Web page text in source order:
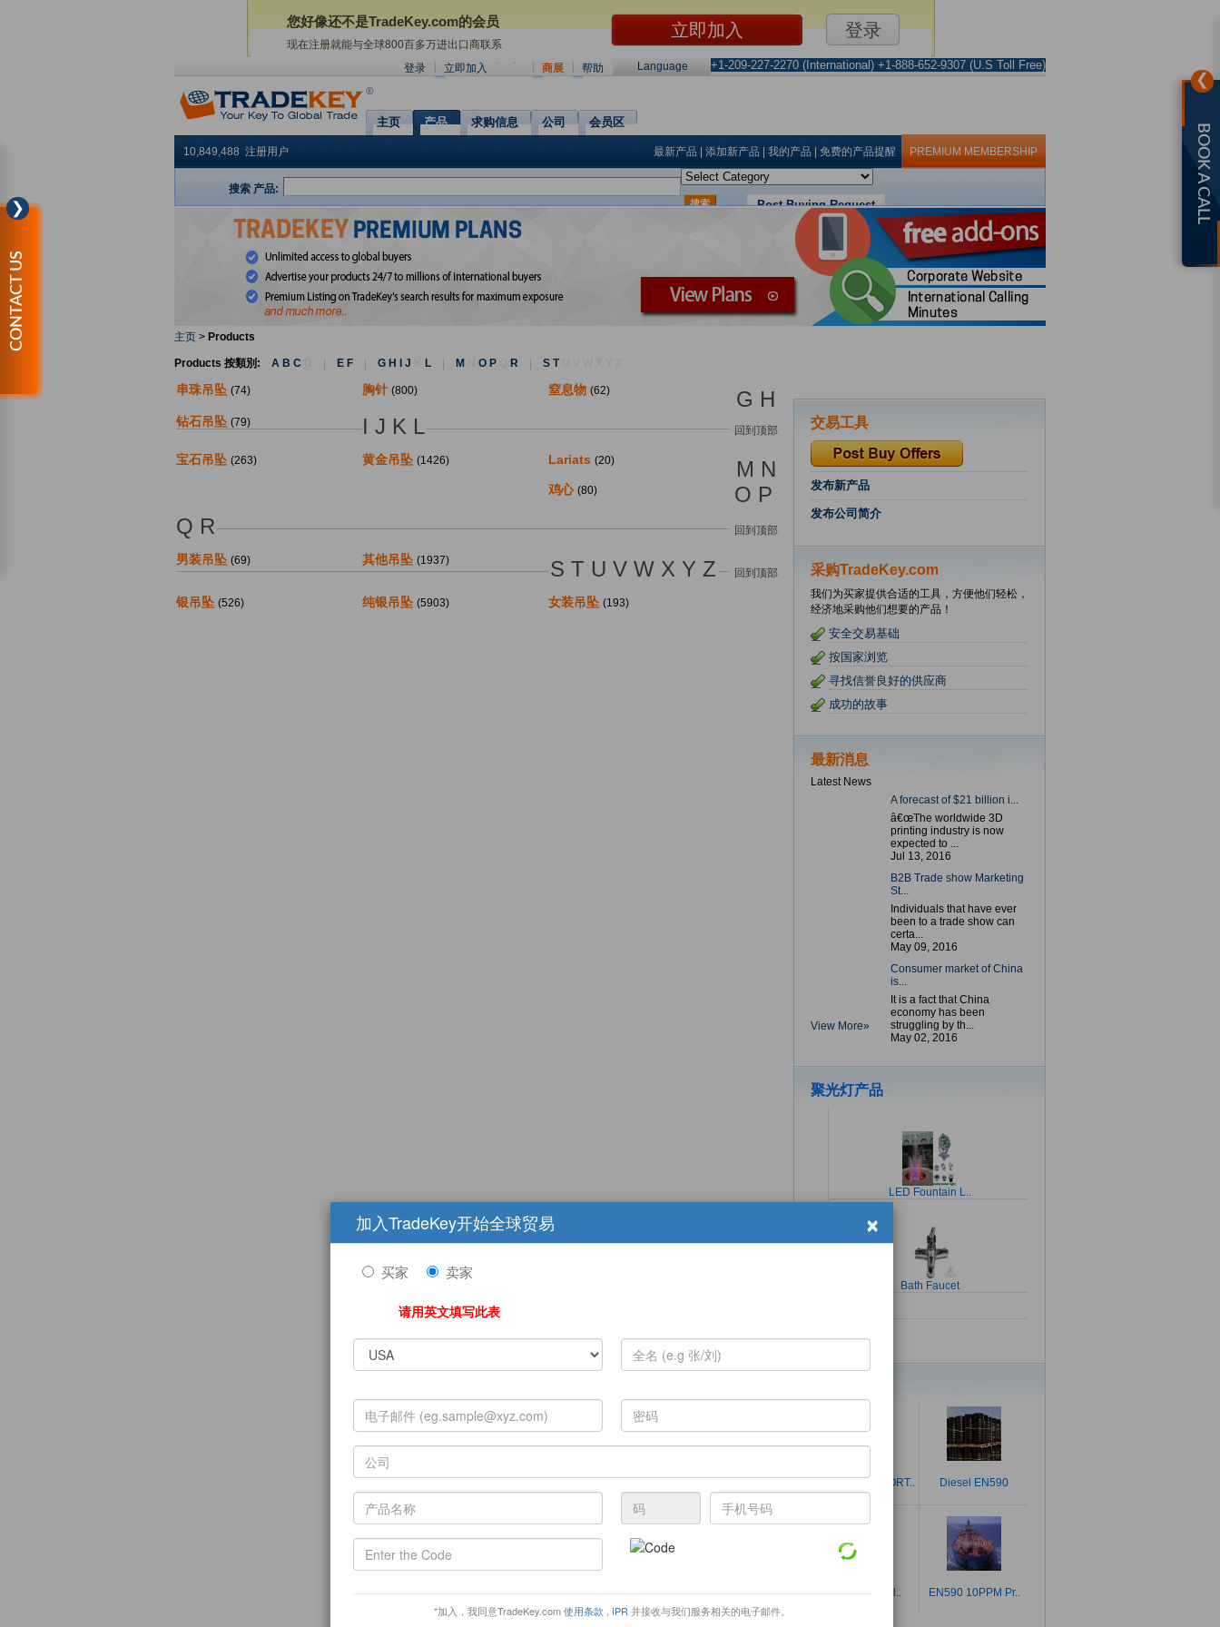
×
加入TradeKey开始全球贸易
买家 卖家
请用英文填写此表
*加入，我同意TradeKey.com使用条款 IPR 并接收与我们服务相关的电子邮件。
您好像还不是TradeKey.com的会员
现在注册就能与全球800百多万进出口商联系
+1-209-227-2270 (International) +1-888-652-9307 (U.S Toll Free)
Language
登录 立即加入 商展 帮助
主页 产品 求购信息 公司 会员区
10,849,488 注册用户 最新产品 添加新产品 我的产品 免费的产品提醒 PREMIUM MEMBERSHIP
搜索 产品:
搜索 or Post Buying Request
❯
CONTACT US 主页 > Products
Products 按類別: A B C E F G H I J L M O P R S T
串珠吊坠 (74) 胸针 (800) 窒息物 (62)
钻石吊坠 (79)
回到顶部
G H
I J K L
宝石吊坠 (263) 黄金吊坠 (1426) Lariats (20)
鸡心 (80)
回到顶部
M N
O P
Q R
男装吊坠 (69) 其他吊坠 (1937)
回到顶部
S T U V W X Y Z
银吊坠 (526) 纯银吊坠 (5903) 女装吊坠 (193)
交易工具
发布新产品
发布公司简介
采购TradeKey.com
我们为买家提供合适的工具，方便他们轻松，
经济地采购他们想要的产品！
安全交易基础
按国家浏览
寻找信誉良好的供应商
成功的故事
最新消息
Latest News
A forecast of $21 billion i...
â€œThe worldwide 3D
printing industry is now
expected to ...
Jul 13, 2016
B2B Trade show Marketing
St...
Individuals that have ever
been to a trade show can
certa...
May 09, 2016
Consumer market of China
is...
It is a fact that China
economy has been
struggling by th...
May 02, 2016
View More»
聚光灯产品
LED Fountain L..
Bath Faucet
RUSSIAN EXPORT.. Diesel EN590
Tile (763) Gol.. EN590 10PPM Pr..
❯
BOOK A CALL